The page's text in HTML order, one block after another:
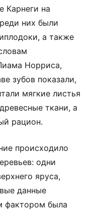
Карнеги на
них были
а также
Норриса,
зубов показали,
мягкие листья
ткани, а
рацион.
происходило
одни
яруса,
данные
фактором была